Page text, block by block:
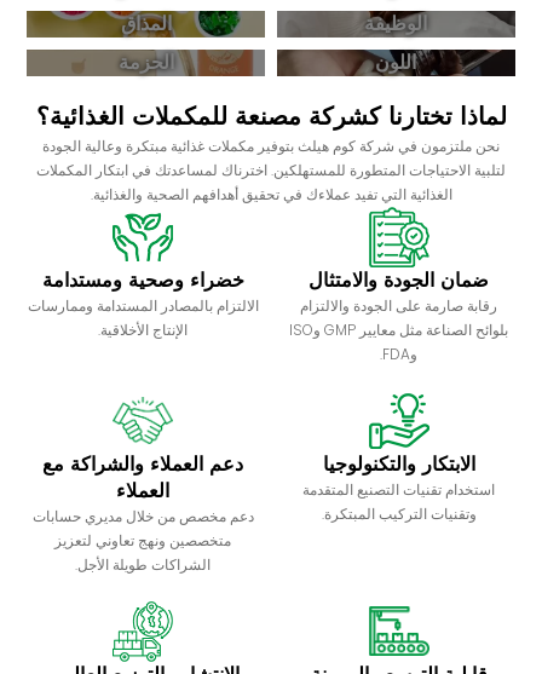
الوظيفة
المذاق
اللون
الحزمة
لماذا تختارنا كشركة مصنعة للمكملات الغذائية؟
نحن ملتزمون في شركة كوم هيلث بتوفير مكملات غذائية مبتكرة وعالية الجودة
لتلبية الاحتياجات المتطورة للمستهلكين. اخترناك لمساعدتك في ابتكار المكملات
الغذائية التي تفيد عملاءك في تحقيق أهدافهم الصحية والغذائية.
ضمان الجودة والامتثال
رقابة صارمة على الجودة والالتزام
بلوائح الصناعة مثل معايير GMP وISO
وFDA.
خضراء وصحية ومستدامة
الالتزام بالمصادر المستدامة وممارسات
الإنتاج الأخلاقية.
الابتكار والتكنولوجيا
استخدام تقنيات التصنيع المتقدمة
وتقنيات التركيب المبتكرة.
دعم العملاء والشراكة مع
العملاء
دعم مخصص من خلال مديري حسابات
متخصصين ونهج تعاوني لتعزيز
الشراكات طويلة الأجل.